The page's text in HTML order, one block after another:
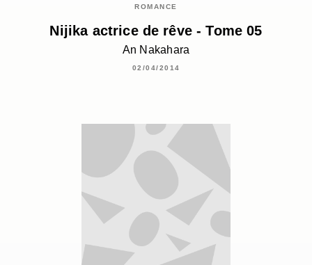
ROMANCE
Nijika actrice de rêve - Tome 05
An Nakahara
02/04/2014